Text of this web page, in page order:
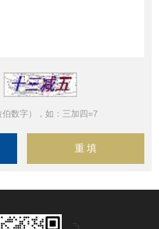
数字），如：三加四=7